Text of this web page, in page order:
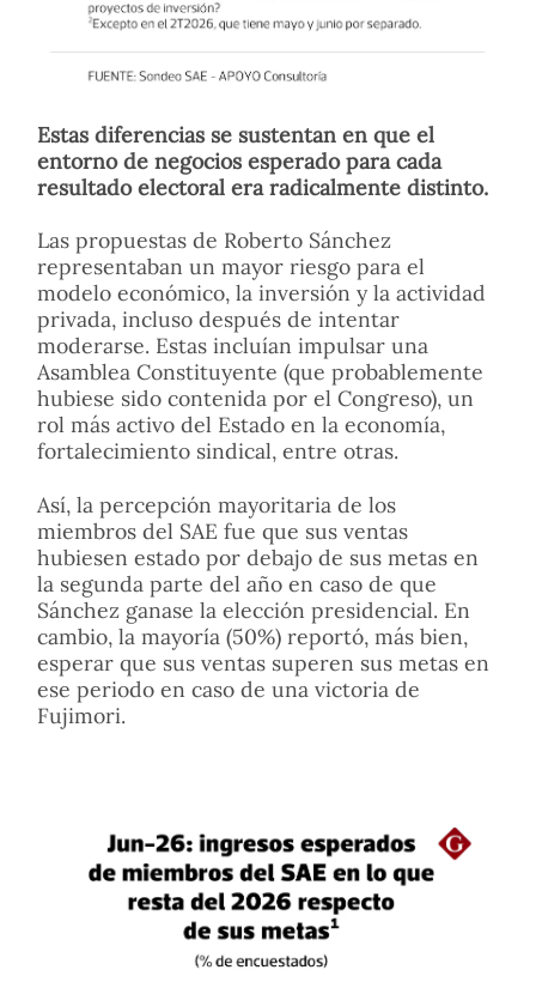
Estas diferencias se sustentan en que el
entorno de negocios esperado para cada
resultado electoral era radicalmente distinto.
Las propuestas de Roberto Sánchez
representaban un mayor riesgo para el
modelo económico, la inversión y la actividad
privada, incluso después de intentar
moderarse. Estas incluían impulsar una
Asamblea Constituyente (que probablemente
hubiese sido contenida por el Congreso), un
rol más activo del Estado en la economía,
fortalecimiento sindical, entre otras.
Así, la percepción mayoritaria de los
miembros del SAE fue que sus ventas
hubiesen estado por debajo de sus metas en
la segunda parte del año en caso de que
Sánchez ganase la elección presidencial. En
cambio, la mayoría (50%) reportó, más bien,
esperar que sus ventas superen sus metas en
ese periodo en caso de una victoria de
Fujimori.